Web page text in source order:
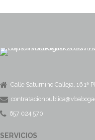
Calle Saturnino Calleja, 16 1ª
657 024 570
SERVICIOS